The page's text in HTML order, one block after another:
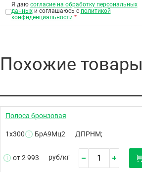
Я даю согласие на обработку персональных
данныхи соглашаюсь с политикой
конфиденциальности *
Похожие товары
Полоса бронзовая
1х300 БрА9Мц2 ДПРНМ;
от 2 993 руб/кг